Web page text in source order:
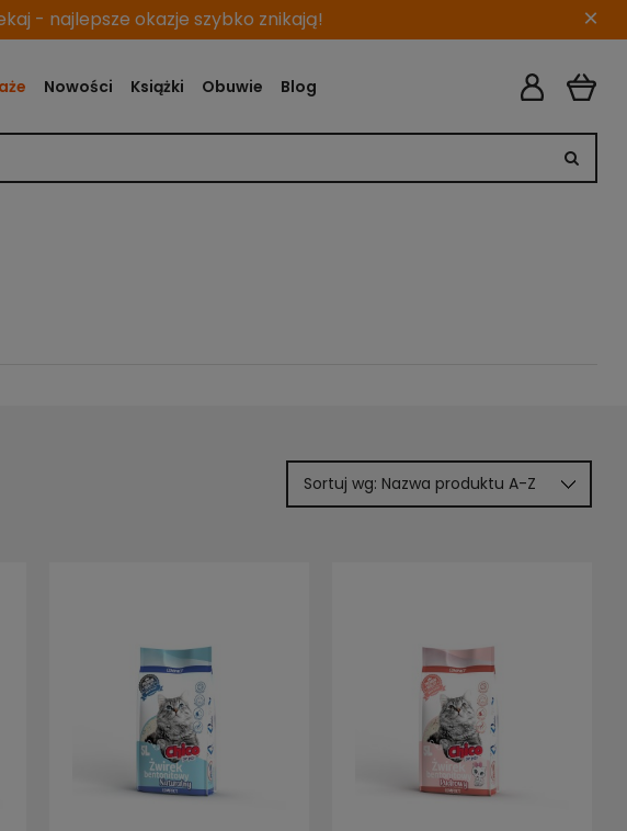
- najlepsze okazje szybko znikają! ×
Nowości Książki Obuwie Blog
Sortuj wg:Nazwa produktu A-Z